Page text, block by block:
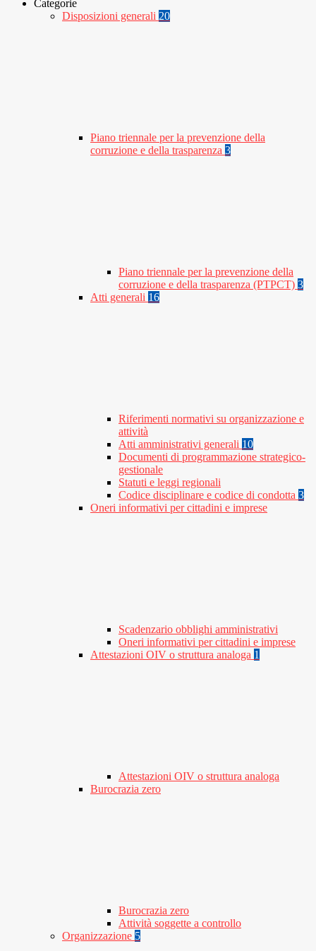
Categorie
Disposizioni generali 20
Piano triennale per la prevenzione della
corruzione e della trasparenza 3
Piano triennale per la prevenzione della
corruzione e della trasparenza (PTPCT) 3
Atti generali 16
Riferimenti normativi su organizzazione e
attività
Atti amministrativi generali 10
Documenti di programmazione strategico-
gestionale
Statuti e leggi regionali
Codice disciplinare e codice di condotta 3
Oneri informativi per cittadini e imprese
Scadenzario obblighi amministrativi
Oneri informativi per cittadini e imprese
Attestazioni OIV o struttura analoga 1
Attestazioni OIV o struttura analoga
Burocrazia zero
Burocrazia zero
Attività soggette a controllo
Organizzazione 5